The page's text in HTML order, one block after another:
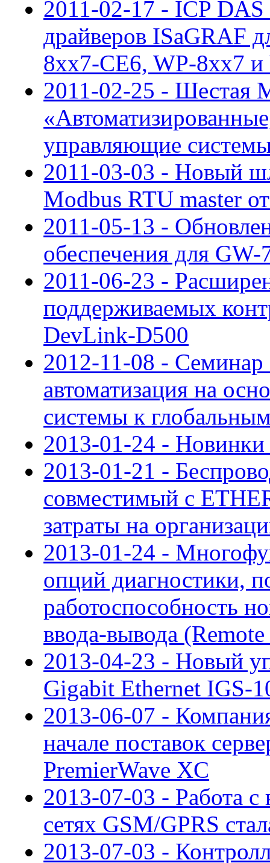
2011-02-17 - ICP
драйверов ISaGRAF
8xx7-CE6, WP-8xx7
2011-02-25 - Шестая
управляющие
2011-03-03 - Новый
Modbus RTU master
2011-05-13 -
обеспечения для GW-
2011-06-23 -
поддерживаемых
DevLink-D500
2012-11-08 -
автоматизация на
системы к
2013-01-24 -
2013-01-21 -
совместимый с
затраты на
2013-01-24 -
опций диагностики,
работоспособность
ввода-вывода
2013-04-23 - Новый
Gigabit Ethernet IGS-
2013-06-07 -
начале поставок
PremierWave XC
2013-07-03 - Работа
сетях GSM/GPRS
2013-07-03 -